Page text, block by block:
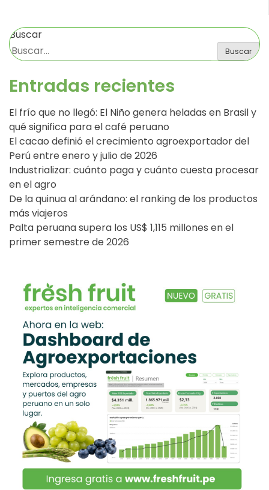
Buscar
Buscar
Entradas recientes
El frío que no llegó: El Niño genera heladas en Brasil y
qué significa para el café peruano
El cacao definió el crecimiento agroexportador del
Perú entre enero y julio de 2026
Industrializar: cuánto paga y cuánto cuesta procesar
en el agro
De la quinua al arándano: el ranking de los productos
más viajeros
Palta peruana supera los US$ 1,115 millones en el
primer semestre de 2026